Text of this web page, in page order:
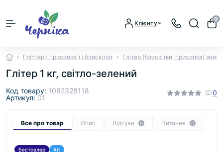
Клієнту
0
Гліттер ( присипка ) і блискітки Глітер (блискітки, присипка)
Глітер 1 кг, світло-зелений
Код товару: 1082328118
Артикул:01
0
Все про товар Опис Відгуки 0 Питання 0
Бестселер Хіт